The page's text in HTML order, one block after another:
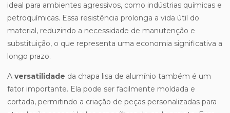
ideal para ambientes agressivos, como indústrias químicas e
petroquímicas. Essa resistência prolonga a vida útil do
material, reduzindo a necessidade de manutenção e
substituição, o que representa uma economia significativa a
longo prazo.
A versatilidade da chapa lisa de alumínio também é um
fator importante. Ela pode ser facilmente moldada e
cortada, permitindo a criação de peças personalizadas para